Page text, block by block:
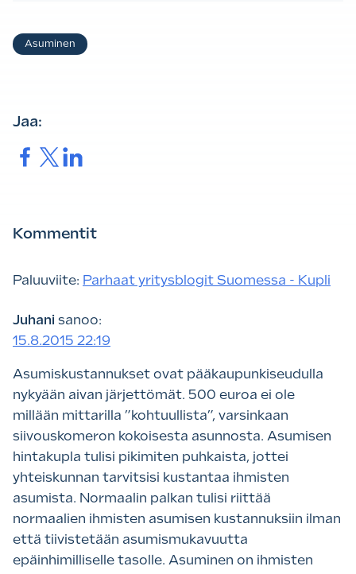
Asiasanat
Asuminen
Jaa:
Jaa. Jaa.Jaa.
Kommentit
Paluuviite: Parhaat yritysblogit Suomessa - Kupli
Juhani sanoo:
15.8.2015 22:19
Asumiskustannukset ovat pääkaupunkiseudulla
nykyään aivan järjettömät. 500 euroa ei ole
millään mittarilla ”kohtuullista”, varsinkaan
siivouskomeron kokoisesta asunnosta. Asumisen
hintakupla tulisi pikimiten puhkaista, jottei
yhteiskunnan tarvitsisi kustantaa ihmisten
asumista. Normaalin palkan tulisi riittää
normaalien ihmisten asumisen kustannuksiin ilman
että tiivistetään asumismukavuutta
epäinhimilliselle tasolle. Asuminen on ihmisten